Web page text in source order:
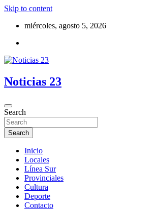
Skip to content
miércoles, agosto 5, 2026
Noticias 23
Search
Search
Inicio
Locales
Línea Sur
Provinciales
Cultura
Deporte
Contacto